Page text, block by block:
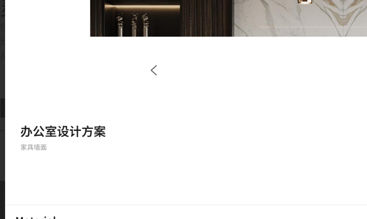
办公室设计方案
家具墙面
探索灵感空间与设计方案
欣赏 LX Hausys 表面材质在优雅的商业与住宅环境中的非凡应用。
从厨房到浴室，感受 HFLOR 地材、HIMACS 实心表面、TERACANTO 瓷质板以及 BENIF
结果